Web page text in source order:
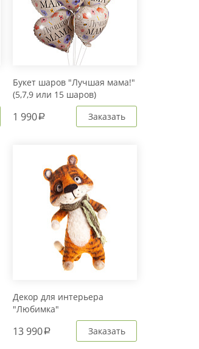
Букет шаров "Лучшая мама!"
(5,7,9 или 15 шаров)
1 990a Заказать
Декор для интерьера
"Любимка"
13 990a Заказать